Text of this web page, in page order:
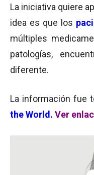
La iniciativa quiere
idea es que los
múltiples
patologías,
diferente.
La información fue
the World. Ver